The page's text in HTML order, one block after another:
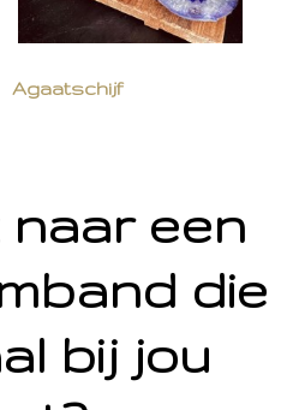
Agaatschijf
een
die
bij jou